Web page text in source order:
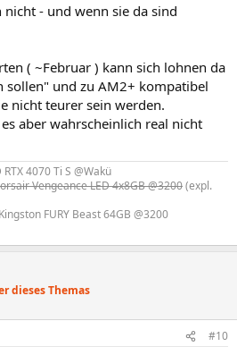
- und wenn sie da sind
( ~Februar ) kann sich lohnen da
sollen" und zu AM2+ kompatibel
nicht teurer sein werden.
aber wahrscheinlich real nicht
4070 Ti S @Wakü
Vengeance LED 4x8GB @3200(expl.
FURY Beast 64GB @3200
dieses Themas
#10